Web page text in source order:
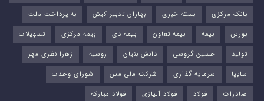
بانک مرکزی
بسته خبری بهاران تدبیر کیش
به پرداخت ملت
بورس‌
بیمه بیمه تعاون بیمه دی بیمه مرکزی
تسهیلات
تولید
حسین گروسی دانش بنیان روسیه
زهرا نظری مهر
سایپا
سرمایه گذاری شرکت ملی مس
شورای وحدت
صادرات
فولاد فولاد آلیاژی
فولاد مبارکه